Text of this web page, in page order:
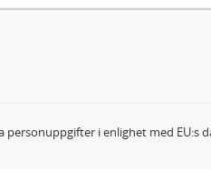
i enlighet med EU:s